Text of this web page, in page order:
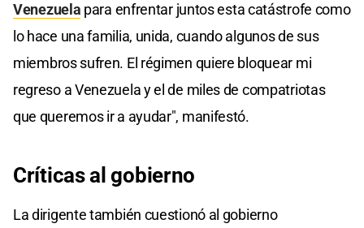
Venezuela para enfrentar juntos esta catástrofe como
lo hace una familia, unida, cuando algunos de sus
miembros sufren. El régimen quiere bloquear mi
regreso a Venezuela y el de miles de compatriotas
que queremos ir a ayudar", manifestó.
Críticasal gobierno
La dirigente también cuestionó al gobierno